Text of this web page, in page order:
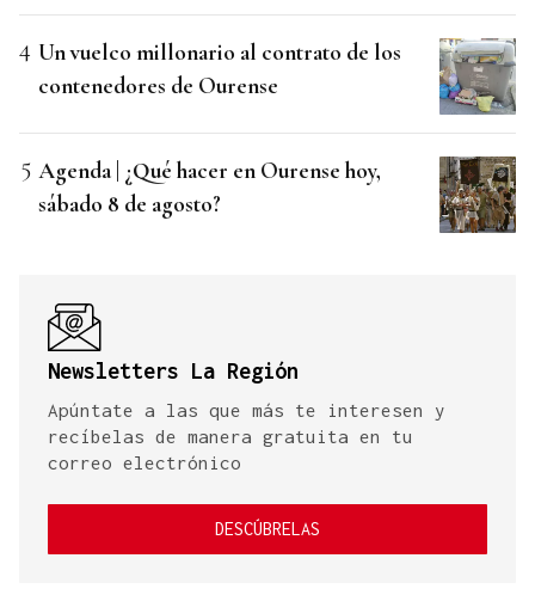
Un vuelco millonario al contrato de los
contenedores de Ourense
Agenda | ¿Qué hacer en Ourense hoy,
sábado 8 de agosto?
Newsletters La Región
Apúntate a las que más te interesen y
recíbelas de manera gratuita en tu
correo electrónico
DESCÚBRELAS